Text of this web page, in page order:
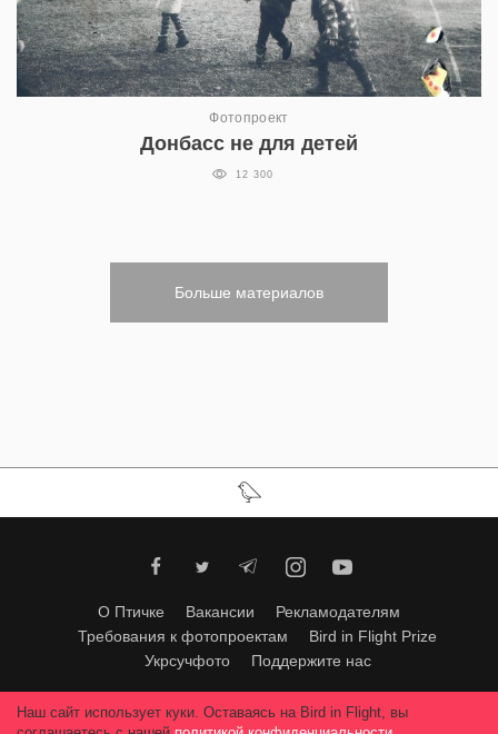
Фотопроект
Донбасс не для детей
12 300
Больше материалов
О Птичке Вакансии
Рекламодателям
Требования к фотопроектам
Bird in Flight Prize
Укрсучфото
Поддержите нас
Любое использование материалов допускается только с согласия
редакции.© 2026, Bird In Flight.
Наш сайт использует куки. Оставаясь на Bird in Flight, вы